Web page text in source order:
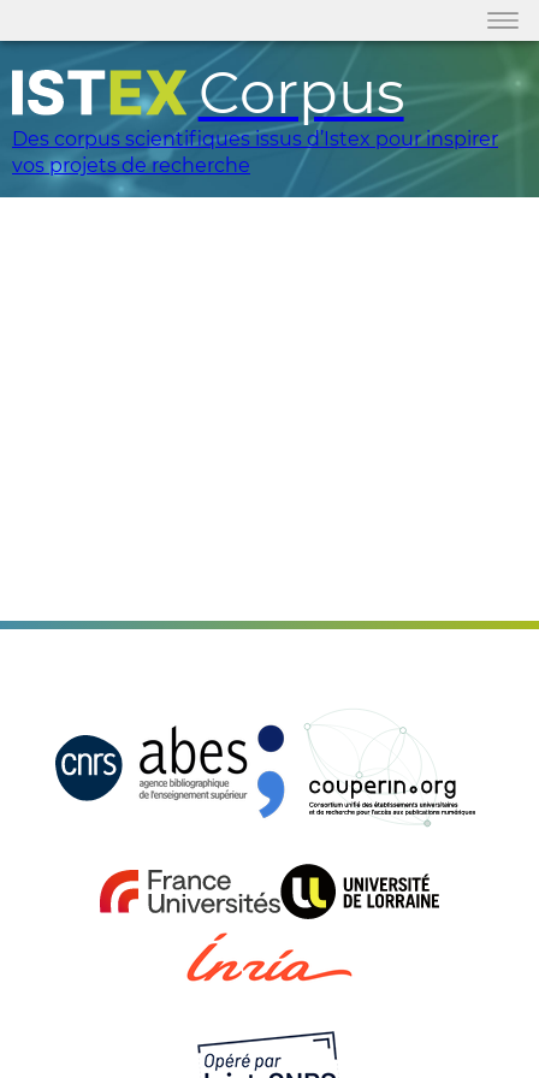
Corpus
Des corpus scientifiques issus d’Istex pour inspirer
vos projets de recherche